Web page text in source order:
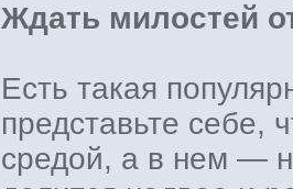
Ждать милостей
Есть такая
представьте себе,
средой, а в нем —